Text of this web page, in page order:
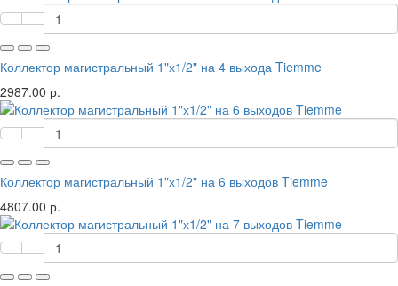
Коллектор магистральный 1"х1/2" на 4 выхода Tiemme
2987.00 р.
Коллектор магистральный 1"х1/2" на 6 выходов Tiemme
4807.00 р.